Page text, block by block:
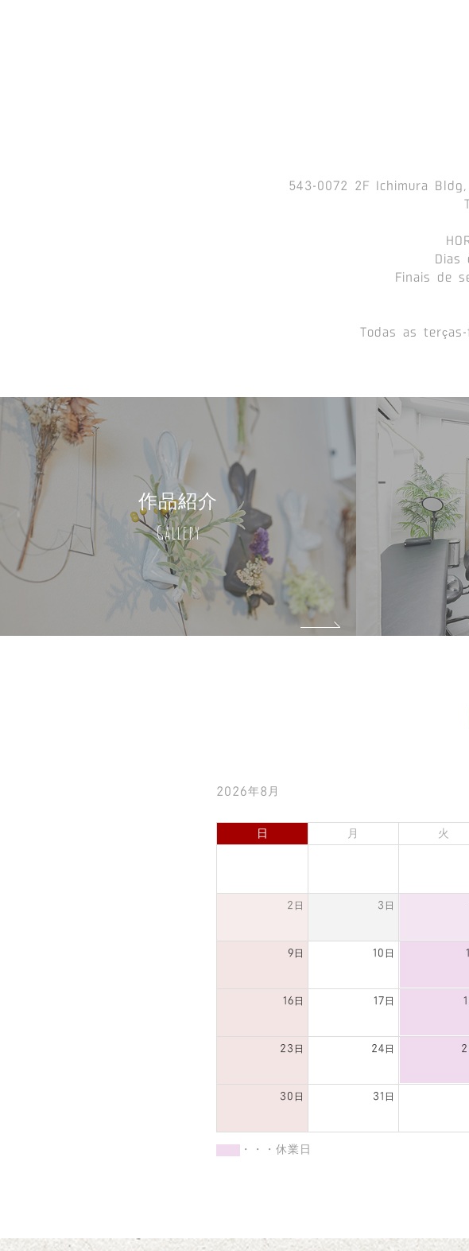
543-0072 2F Ichimura Bldg,
Dias
Finais de
Todas as
作品紹介
Gallery
2026年8月
日 月 火
2日 3日
9日 10日
16日 17日
23日 24日
30日 31日
・・・休業日